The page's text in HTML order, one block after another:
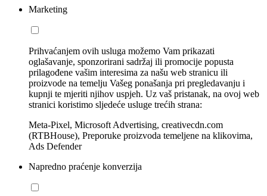
Marketing
Prihvaćanjem ovih usluga možemo Vam prikazati
oglašavanje, sponzorirani sadržaj ili promocije popusta
prilagođene vašim interesima za našu web stranicu ili
proizvode na temelju Vašeg ponašanja pri pregledavanju i
kupnji te mjeriti njihov uspjeh. Uz vaš pristanak, na ovoj web
stranici koristimo sljedeće usluge trećih strana:
Meta-Pixel, Microsoft Advertising, creativecdn.com
(RTBHouse), Preporuke proizvoda temeljene na klikovima,
Ads Defender
Napredno praćenje konverzija